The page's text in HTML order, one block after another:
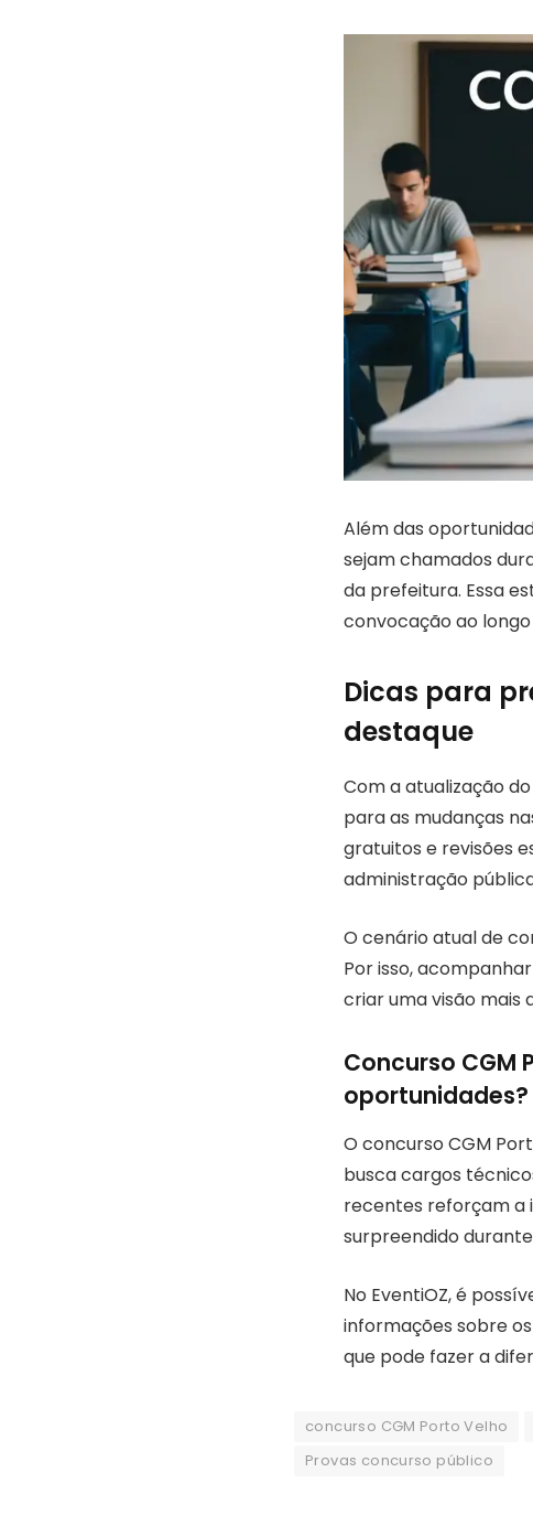
Além das
sejam chamados
da prefeitura. Essa
convocação ao
Dicas para
destaque
Com a atualização
para as mudanças
gratuitos e revisões
administração
O cenário atual de
Por isso,
criar uma visão mais
Concurso CGM
oportunidades?
O concurso CGM
busca cargos
recentes reforçam a
surpreendido
No EventiOZ, é
informações sobre
que pode fazer a
concurso CGM Porto Velho
Provas concurso público